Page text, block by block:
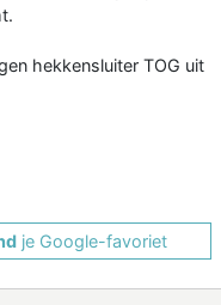
hekkensluiter TOG uit
je Google-favoriet